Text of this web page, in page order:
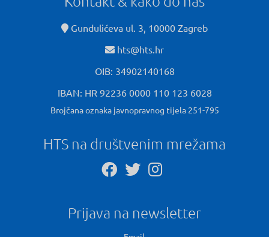
Gundulićeva ul. 3, 10000 Zagreb
hts@hts.hr
OIB: 34902140168
IBAN: HR 92236 0000 110 123 6028
Brojčana oznaka javnopravnog tijela 251-795
HTS na društvenim mrežama
Prijava na newsletter